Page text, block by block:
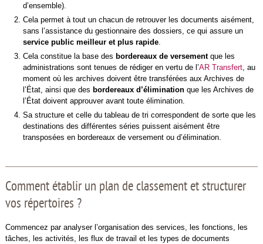
d’ensemble).
Cela permet à tout un chacun de retrouver les documents aisément,
sans l’assistance du gestionnaire des dossiers, ce qui assure un
service public meilleur et plus rapide.
Cela constitue la base des bordereaux de versementque les
administrations sont tenues de rédiger en vertu de l’AR Transfert, au
moment où les archives doivent être transférées aux Archives de
l’État, ainsi que des bordereaux d’éliminationque les Archives de
l’État doivent approuver avant toute élimination.
Sa structure et celle du tableau de tri correspondent de sorte que les
destinations des différentes séries puissent aisément être
transposées en bordereaux de versement ou d’élimination.
Comment établir un plan de classement et structurer
vos répertoires ?
Commencez par analyser l’organisation des services, les fonctions, les
tâches, les activités, les flux de travail et les types de documents